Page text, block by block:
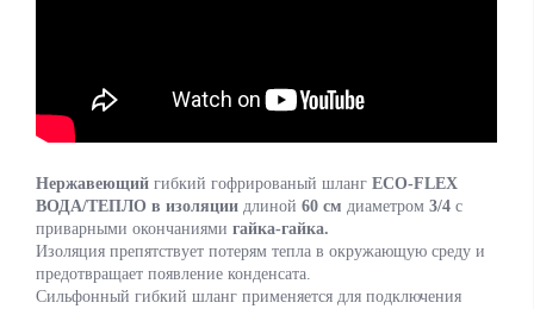
Нержавеющий гибкий гофрированый шланг ECO-FLEX
ВОДА/ТЕПЛО в изоляции длиной 60 см диаметром 3/4 с
приварными окончаниями гайка-гайка.
Изоляция препятствует потерям тепла в окружающую среду и
предотвращает появление конденсата.
Сильфонный гибкий шланг применяется для подключения